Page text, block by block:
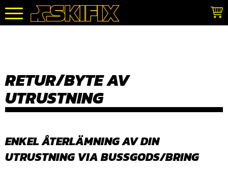
Meny
RETUR/BYTE AV
UTRUSTNING
ENKEL ÅTERLÄMNING AV DIN
UTRUSTNING VIA BUSSGODS/BRING